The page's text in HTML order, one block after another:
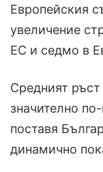
Европейския
увеличение
ЕС и седмо в
Средният
значително
поставя
динамично